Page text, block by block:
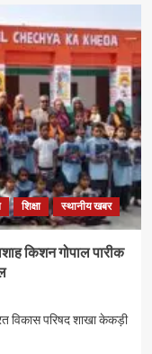
शिक्षा स्थानीय खबर
किशन गोपाल पारीक
विकास परिषद शाखा केकड़ी